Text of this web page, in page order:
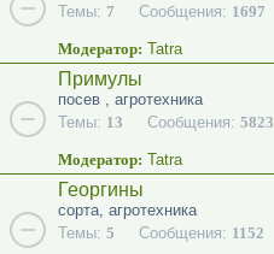
Темы: 7 Сообщения: 1697
Модератор: Tatra
Примулы
посев , агротехника
Темы: 13 Сообщения: 5823
Модератор: Tatra
Георгины
сорта, агротехника
Темы: 5 Сообщения: 1152